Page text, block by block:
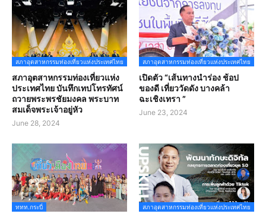
สภาอุตสาหกรรมท่องเที่ยวแห่งประเทศไทย
สภาอุตสาหกรรมท่องเที่ยวแห่ง
ประเทศไทย บันทึกเทปโทรทัศน์
ถวายพระพรชัยมงคล พระบาท
สมเด็จพระเจ้าอยู่หัว
June 28, 2024
สภาอุตสาหกรรมท่องเที่ยวแห่งประเทศไทย
เปิดตัว “เส้นทางนำร่อง ช้อป
ของดี เที่ยววัดดัง บางคล้า
ฉะเชิงเทรา ”
June 23, 2024
ททท.กระบี่ สภาอุตสาหกรรมท่องเที่ยวแห่งประเทศไทย